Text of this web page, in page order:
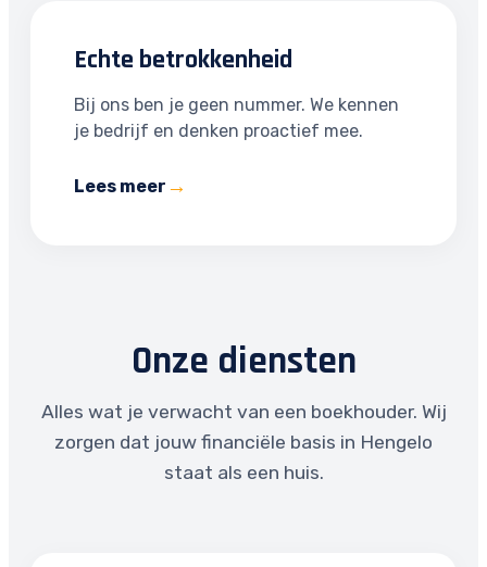
Echte betrokkenheid
Bij ons ben je geen nummer. We kennen
je bedrijf en denken proactief mee.
Lees meer
Onze diensten
Alles wat je verwacht van een boekhouder. Wij
zorgen dat jouw financiële basis in Hengelo
staat als een huis.